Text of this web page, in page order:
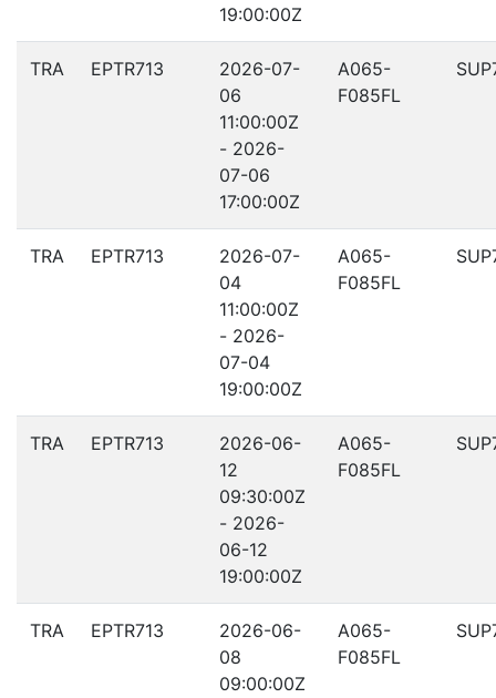
19:00:00Z
TRA EPTR713
2026-07-
06
11:00:00Z
- 2026-
07-06
17:00:00Z
A065-
F085FL
TRA EPTR713
2026-07-
04
11:00:00Z
- 2026-
07-04
19:00:00Z
A065-
F085FL
TRA EPTR713
2026-06-
12
09:30:00Z
- 2026-
06-12
19:00:00Z
A065-
F085FL
TRA EPTR713
2026-06-
08
09:00:00Z
A065-
F085FL